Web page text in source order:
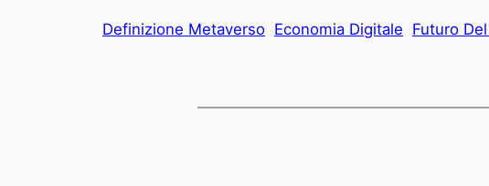
Definizione Metaverso Economia Digitale Futuro